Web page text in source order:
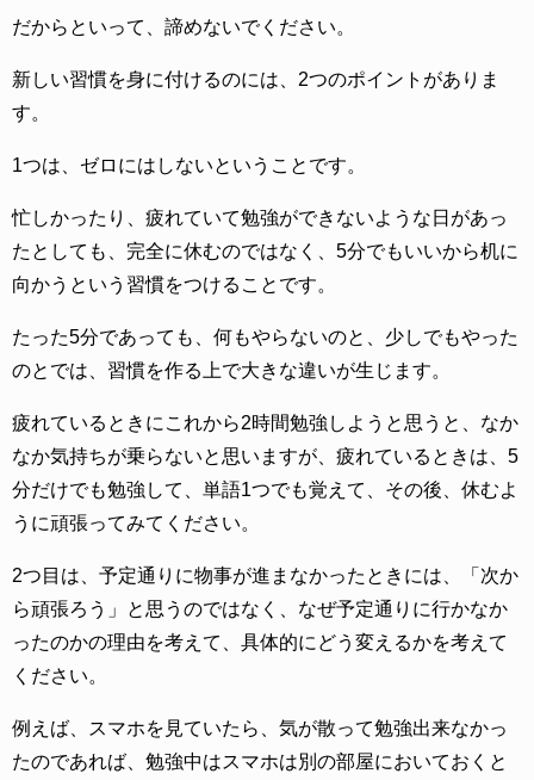
だからといって、諦めないでください。
新しい習慣を身に付けるのには、2つのポイントがありま
す。
1つは、ゼロにはしないということです。
忙しかったり、疲れていて勉強ができないような日があっ
たとしても、完全に休むのではなく、5分でもいいから机に
向かうという習慣をつけることです。
たった5分であっても、何もやらないのと、少しでもやった
のとでは、習慣を作る上で大きな違いが生じます。
疲れているときにこれから2時間勉強しようと思うと、なか
なか気持ちが乗らないと思いますが、疲れているときは、5
分だけでも勉強して、単語1つでも覚えて、その後、休むよ
うに頑張ってみてください。
2つ目は、予定通りに物事が進まなかったときには、「次か
ら頑張ろう」と思うのではなく、なぜ予定通りに行かなか
ったのかの理由を考えて、具体的にどう変えるかを考えて
ください。
例えば、スマホを見ていたら、気が散って勉強出来なかっ
たのであれば、勉強中はスマホは別の部屋においておくと